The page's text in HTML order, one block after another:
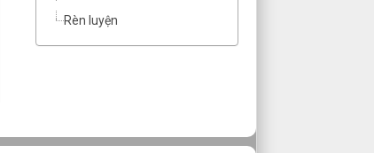
Rèn luyện